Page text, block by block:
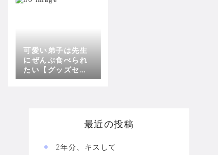
可愛い弟子は先生
にぜんぶ食べられ
たい【グッズセッ
ト】 わさび
最近の投稿
2年分、キスして